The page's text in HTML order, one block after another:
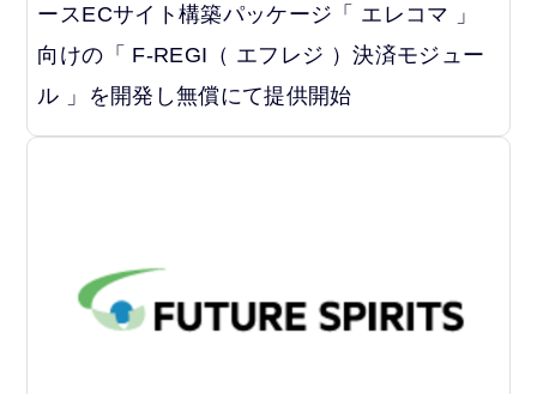
ースECサイト構築パッケージ「 エレコマ 」
向けの「 F-REGI（ エフレジ ）決済モジュー
ル 」を開発し無償にて提供開始